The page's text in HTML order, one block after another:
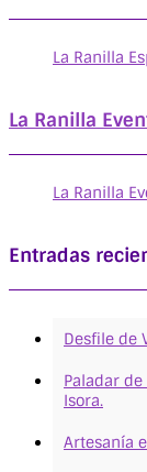
La Ranilla
La Ranilla
La Ranilla
Entradas
Desfile de
Paladar
Isora.
Artesanía